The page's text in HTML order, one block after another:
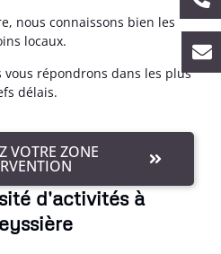
nous connaissons bien les
locaux.
vous répondrons dans les plus
délais.
VOTRE ZONE
d'activités à